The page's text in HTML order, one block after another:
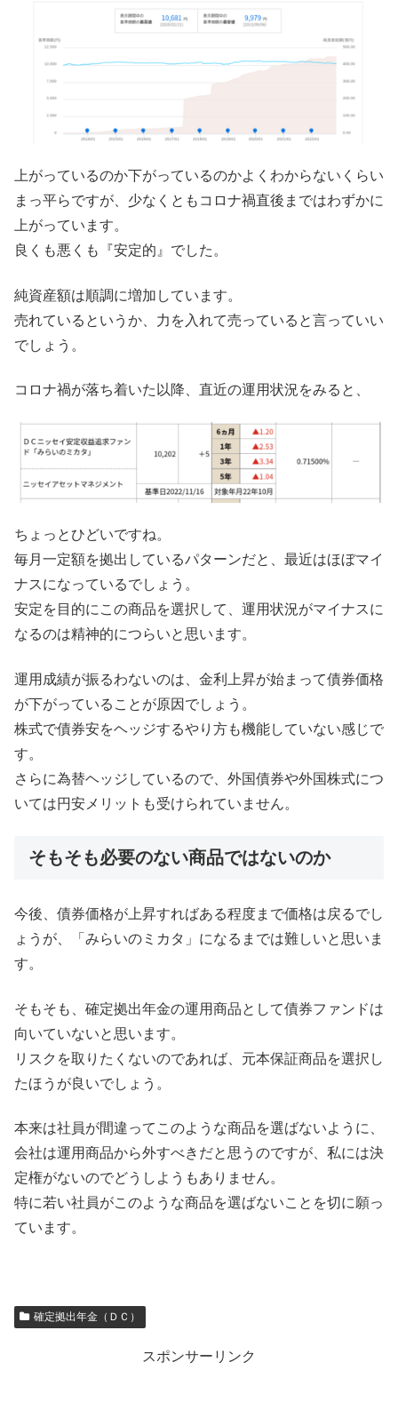
上がっているのか下がっているのかよくわからないくらい
まっ平らですが、少なくともコロナ禍直後まではわずかに
上がっています。
良くも悪くも『安定的』でした。
純資産額は順調に増加しています。
売れているというか、力を入れて売っていると言っていい
でしょう。
コロナ禍が落ち着いた以降、直近の運用状況をみると、
ちょっとひどいですね。
毎月一定額を拠出しているパターンだと、最近はほぼマイ
ナスになっているでしょう。
安定を目的にこの商品を選択して、運用状況がマイナスに
なるのは精神的につらいと思います。
運用成績が振るわないのは、金利上昇が始まって債券価格
が下がっていることが原因でしょう。
株式で債券安をヘッジするやり方も機能していない感じで
す。
さらに為替ヘッジしているので、外国債券や外国株式につ
いては円安メリットも受けられていません。
そもそも必要のない商品ではないのか
今後、債券価格が上昇すればある程度まで価格は戻るでし
ょうが、「みらいのミカタ」になるまでは難しいと思いま
す。
そもそも、確定拠出年金の運用商品として債券ファンドは
向いていないと思います。
リスクを取りたくないのであれば、元本保証商品を選択し
たほうが良いでしょう。
本来は社員が間違ってこのような商品を選ばないように、
会社は運用商品から外すべきだと思うのですが、私には決
定権がないのでどうしようもありません。
特に若い社員がこのような商品を選ばないことを切に願っ
ています。
確定拠出年金（ＤＣ）
スポンサーリンク